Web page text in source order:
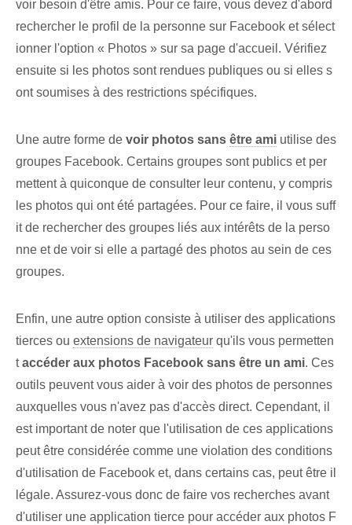
voir besoin d'être amis. Pour ce faire, vous devez d'abord
rechercher le profil de la personne sur Facebook et sélect
ionner l'option « Photos » sur sa page d'accueil. Vérifiez
ensuite si les photos sont rendues publiques ou si elles s
ont soumises à des restrictions spécifiques.
Une autre forme de voir ⁢photos ⁢sans être ami utilise des
groupes Facebook. Certains groupes sont publics et per
mettent à quiconque de consulter leur contenu, y compris
les photos qui ont été partagées. Pour ce faire, il vous suff
it de rechercher des groupes liés aux intérêts de la perso
nne et de voir si elle a partagé des photos au sein de ces
groupes.
Enfin, une autre option consiste à utiliser des applications
tierces ou extensions de navigateur qu'ils vous permetten
taccéder aux photos Facebook sans être un ami. Ces
outils peuvent vous aider à voir des photos de personnes
auxquelles vous n'avez pas d'accès direct. Cependant, il
est important de noter que l'utilisation de ces applications
peut être considérée comme une violation des conditions
d'utilisation de Facebook et, dans certains cas, peut être il
légale. Assurez-vous donc de faire vos recherches avant
d'utiliser une application tierce pour accéder aux photos F